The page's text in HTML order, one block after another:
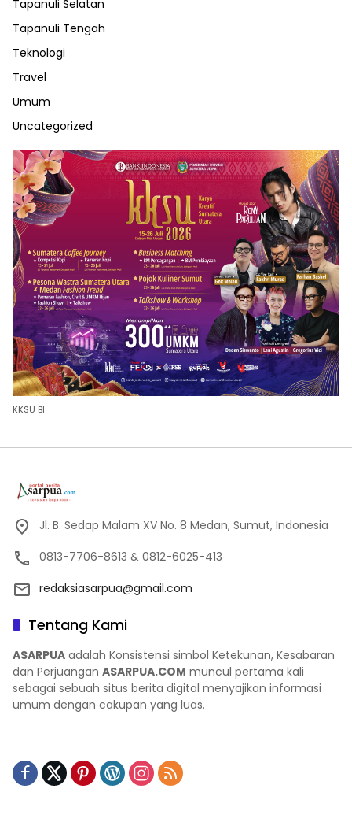
Tapanuli Selatan
Tapanuli Tengah
Teknologi
Travel
Umum
Uncategorized
KKSU BI
Jl. B. Sedap Malam XV No. 8 Medan, Sumut, Indonesia
0813-7706-8613 & 0812-6025-413
redaksiasarpua@gmail.com
Tentang Kami
ASARPUA adalah Konsistensi simbol Ketekunan, Kesabaran
dan Perjuangan ASARPUA.COM muncul pertama kali
sebagai sebuah situs berita digital menyajikan informasi
umum dengan cakupan yang luas.